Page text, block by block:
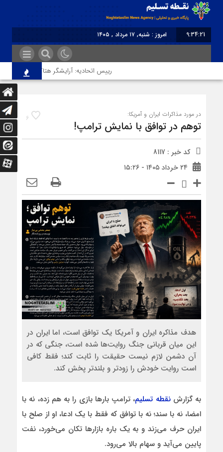
9:34:21
امروز : شنبه, ۱۷ مرداد , ۱۴۰۵
رییس اتحادیه: آرایشگر هتاک در قزوین عضو
6 در مورد مذاکرات ایران و آمریکا:
توهم در توافق با نمایش ترامپ!
کد خبر : 8117
۲۴ خرداد ۱۴۰۵ - ۱۵:۲۶
هدف مذاکره ایران و آمریکا یک توافق است، اما ایران در
این میان قربانی جنگ روایت‌ها شده است، جنگی که در
آن دشمن لازم نیست حقیقت را ثابت کند؛ فقط کافی‌
است روایت خودش را زودتر و بلندتر پخش کند.
به گزارشنقطه تسلیم، ترامپ بارها بازی را به‌ هم زده، نه با
امضا، نه با سند؛ نه با توافق که فقط با یک ادعا، او از صلح با
ایران حرف می‌زند و به یک باره بازارها تکان می‌خورد، نفت
پایین می‌آید و سهام بالا می‌رود.